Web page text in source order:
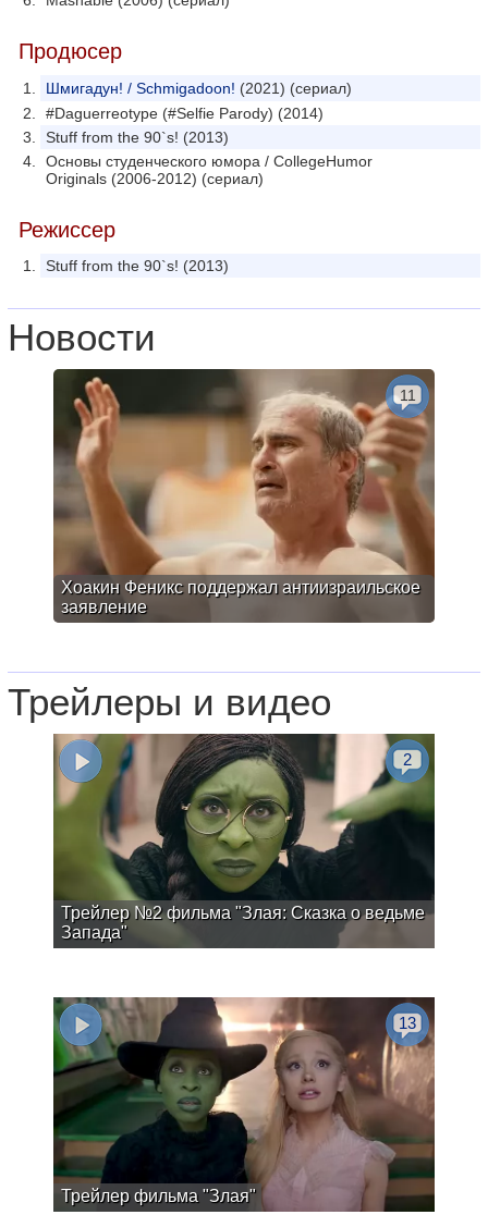
Продюсер
Шмигадун! / Schmigadoon! (2021) (сериал)
#Daguerreotype (#Selfie Parody) (2014)
Stuff from the 90`s! (2013)
Основы студенческого юмора / CollegeHumor
Originals (2006-2012) (сериал)
Режиссер
Stuff from the 90`s! (2013)
Новости
Хоакин Феникс поддержал антиизраильское
заявление
11
Трейлеры и видео
Трейлер №2 фильма "Злая: Сказка о ведьме
Запада"
2
Трейлер фильма "Злая"
13